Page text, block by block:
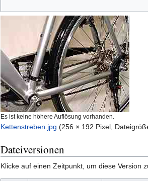
Es ist keine höhere Auflösung vorhanden.
Kettenstreben.jpg (256 × 192 Pixel,
Dateiversionen
Klicke auf einen Zeitpunkt, um diese Version